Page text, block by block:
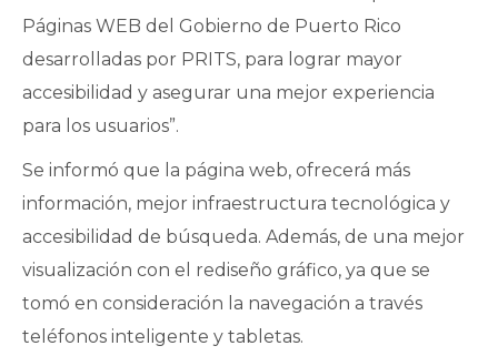
Páginas WEB del Gobierno de Puerto Rico
desarrolladas por PRITS, para lograr mayor
accesibilidad y asegurar una mejor experiencia
para los usuarios”.
Se informó que la página web, ofrecerá más
información, mejor infraestructura tecnológica y
accesibilidad de búsqueda. Además, de una mejor
visualización con el rediseño gráfico, ya que se
tomó en consideración la navegación a través
teléfonos inteligente y tabletas.